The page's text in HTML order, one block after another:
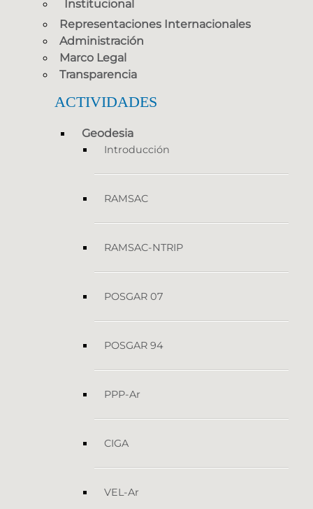
Institucional
Representaciones Internacionales
Administración
Marco Legal
Transparencia
ACTIVIDADES
Geodesia
Introducción
RAMSAC
RAMSAC-NTRIP
POSGAR 07
POSGAR 94
PPP-Ar
CIGA
VEL-Ar